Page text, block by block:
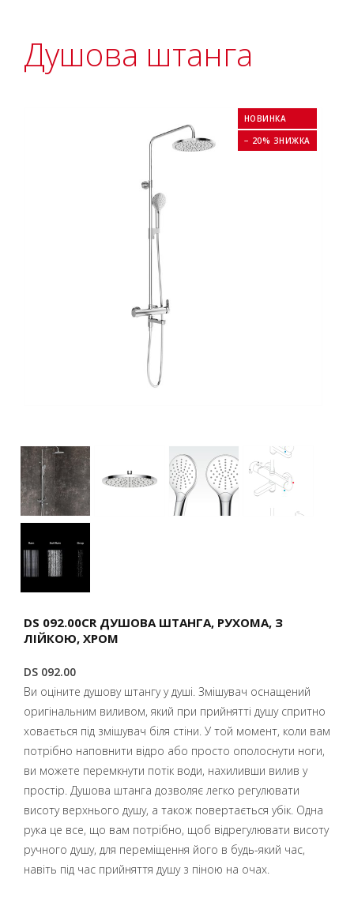
Душова штанга
НОВИНКА
− 20% ЗНИЖКА
DS 092.00CR ДУШОВА ШТАНГА, РУХОМА, З
ЛІЙКОЮ, ХРОМ
DS 092.00
Ви оціните душову штангу у душі. Змішувач оснащений
оригінальним виливом, який при прийнятті душу спритно
ховається під змішувач біля стіни. У той момент, коли вам
потрібно наповнити відро або просто ополоснути ноги,
ви можете перемкнути потік води, нахиливши вилив у
простір. Душова штанга дозволяє легко регулювати
висоту верхнього душу, а також повертається убік. Одна
рука це все, що вам потрібно, щоб відрегулювати висоту
ручного душу, для переміщення його в будь-який час,
навіть під час прийняття душу з піною на очах.